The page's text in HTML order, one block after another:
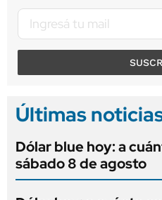
Últimas
Dólar blue hoy: a
sábado 8 de agosto